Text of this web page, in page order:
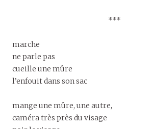
***
marche
ne parle pas
cueille une mûre
l’enfouit dans son sac
mange une mûre, une autre,
caméra très près du visage